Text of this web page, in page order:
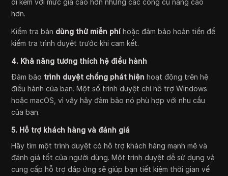
đi kèm với mức giá cao hơn nhưng các công cụ nâng cao
hơn.
Kiểm tra bản dùng thử miễn phíhoặc đảm bảo hoàn tiền để
kiểm tra trình duyệt trước khi cam kết.
4. Khả năng tương thích hệ điều hành
Đảm bảo trình duyệt chống phát hiện hoạt động trên hệ
điều hành của bạn. Một số trình duyệt chỉ hỗ trợ Windows
hoặc macOS, vì vậy hãy đảm bảo nó phù hợp với nhu cầu
của bạn.
5. Hỗ trợ khách hàng và đánh giá
Hãy tìm một trình duyệt có hỗ trợ khách hàng mạnh mẽ và
đánh giá tốt của người dùng. Một trình duyệt dễ sử dụng và
cung cấp hỗ trợ đáp ứng sẽ giúp bạn tiết kiệm thời gian về